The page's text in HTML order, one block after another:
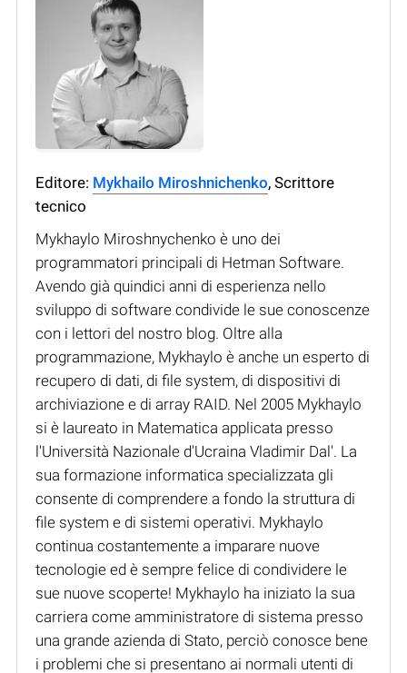
Editore: Mykhailo Miroshnichenko, Scrittore
tecnico
Mykhaylo Miroshnychenko è uno dei
programmatori principali di Hetman Software.
Avendo già quindici anni di esperienza nello
sviluppo di software condivide le sue conoscenze
con i lettori del nostro blog. Oltre alla
programmazione, Mykhaylo è anche un esperto di
recupero di dati, di file system, di dispositivi di
archiviazione e di array RAID. Nel 2005 Mykhaylo
si è laureato in Matematica applicata presso
l'Università Nazionale d'Ucraina Vladimir Dal'. La
sua formazione informatica specializzata gli
consente di comprendere a fondo la struttura di
file system e di sistemi operativi. Mykhaylo
continua costantemente a imparare nuove
tecnologie ed è sempre felice di condividere le
sue nuove scoperte! Mykhaylo ha iniziato la sua
carriera come amministratore di sistema presso
una grande azienda di Stato, perciò conosce bene
i problemi che si presentano ai normali utenti di